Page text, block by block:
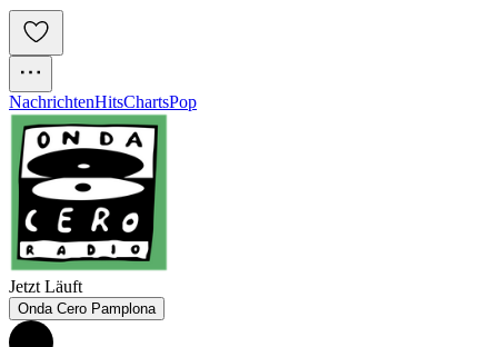
NachrichtenHitsChartsPop
Jetzt Läuft
Onda Cero Pamplona